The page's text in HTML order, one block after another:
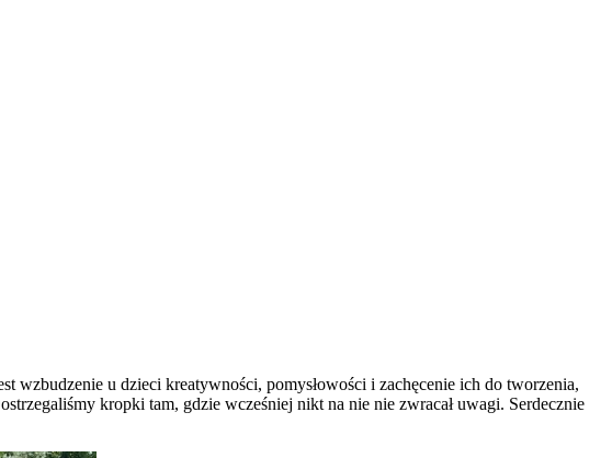
u dzieci kreatywności, pomysłowości i zachęcenie ich do tworzenia,
kropki tam, gdzie wcześniej nikt na nie nie zwracał uwagi. Serdecznie